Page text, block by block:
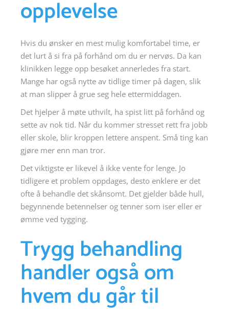
opplevelse
Hvis du ønsker en mest mulig komfortabel time, er
det lurt å si fra på forhånd om du er nervøs. Da kan
klinikken legge opp besøket annerledes fra start.
Mange har også nytte av tidlige timer på dagen, slik
at man slipper å grue seg hele ettermiddagen.
Det hjelper å møte uthvilt, ha spist litt på forhånd og
sette av nok tid. Når du kommer stresset rett fra jobb
eller skole, blir kroppen lettere anspent. Små ting kan
gjøre mer enn man tror.
Det viktigste er likevel å ikke vente for lenge. Jo
tidligere et problem oppdages, desto enklere er det
ofte å behandle det skånsomt. Det gjelder både hull,
begynnende betennelser og tenner som iser eller er
ømme ved tygging.
Trygg behandling
handler også om
hvem du går til